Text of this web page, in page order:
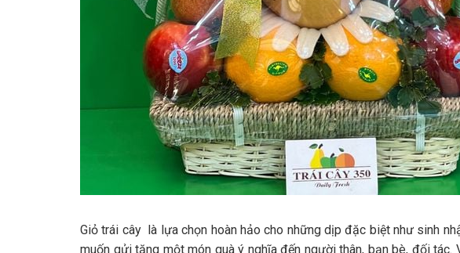
Giỏ trái cây là lựa chọn hoàn hảo cho những dịp đặc biệt như sinh
muốn gửi tặng một món quà ý nghĩa đến người thân, bạn bè, đối